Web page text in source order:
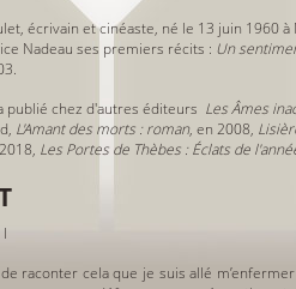
écrivain et cinéaste, né le 13 juin 1960
Nadeau ses premiers récits : Un
publié chez d'autres éditeurs Les Âmes
L'Amant des morts : roman, en 2008,
2018, Les Portes de Thèbes : Éclats de
raconter cela que je suis allé